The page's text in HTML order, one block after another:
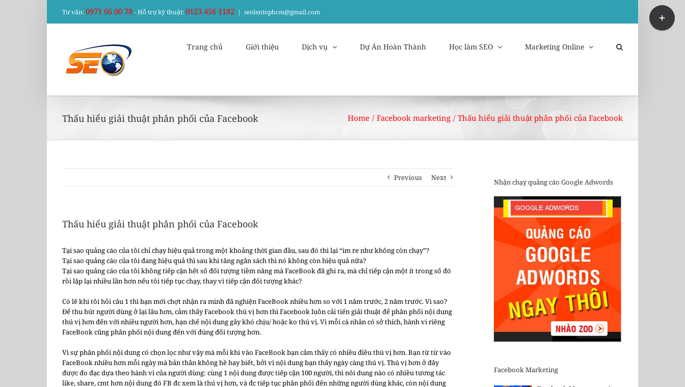
Tư vấn:0971 66 00 78- Hỗ trợ kỹ thuật:0123 456 1182 | seolentophcm@gmail.com
Trang chủ Giới thiệu Dịch vụ Dự Án Hoàn Thành Học làm SEO Marketing Online
Thấu hiểu giải thuật phân phối của Facebook Home / Facebook marketing / Thấu hiểu giải thuật phân phối của Facebook
Previous Next
Thấu hiểu giải thuật phân phối của Facebook
Tại sao quảng cáo của tôi chỉ chạy hiệu quả trong một khoảng thời gian đầu, sau đó thì lại “im re như không còn chạy”?
Tại sao quảng cáo của tôi đang hiệu quả thì sau khi tăng ngân sách thì nó không còn hiệu quả nữa?
Tại sao quảng cáo của tôi không tiếp cận hết số đối tượng tiềm năng mà FaceBook đã ghi ra, mà chỉ tiếp cận một ít trong số đó
rồi lặp lại nhiều lần hơn nếu tôi tiếp tục chạy, thay vì tiếp cận đối tượng khác?
Có lẽ khi tôi hỏi câu 1 thì bạn mới chợt nhận ra mình đã nghiện FaceBook nhiều hơn so với 1 năm trước, 2 năm trước. Vì sao?
Để thu hút người dùng ở lại lâu hơn, cảm thấy Facebook thú vị hơn thì Facebook luôn cải tiến giải thuật để phân phối nội dung
thú vị hơn đến với nhiều người hơn, hạn chế nội dung gây khó chịu/ hoặc ko thú vị. Vì mỗi cá nhân có sở thích, hành vi riêng
FaceBook cũng phân phối nội dung đến với đúng đối tượng hơn.
Vì sự phân phối nội dung có chọn lọc như vậy mà mỗi khi vào FaceBook bạn cảm thấy có nhiều điều thú vị hơn. Bạn từ từ vào
FaceBook nhiều hơn mỗi ngày mà bản thân không hề hay biết, bởi vì nội dung bạn thấy ngày càng thú vị. Thú vị hơn ở đây
được đo đạc dựa theo hành vi của người dùng: cùng 1 nội dung được tiếp cận 100 người, thì nôi dung nào có nhiều tương tác
like, share, cmt hơn nội dung đó FB đc xem là thú vị hơn, và đc tiếp tục phân phối đến những người dùng khác, còn nội dung
Nhận chạy quảng cáo Google Adwords
Facebook Marketing
Toggle
Sliding
Bar